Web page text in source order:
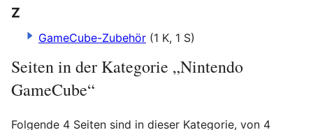
Z
GameCube-Zubehör (1 K, 1 S)
Seiten in der Kategorie „Nintendo
GameCube“
Folgende 4 Seiten sind in dieser Kategorie, von 4